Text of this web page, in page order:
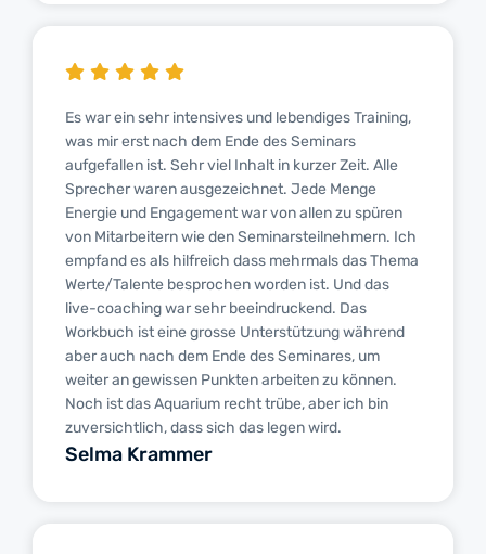
Es war ein sehr intensives und lebendiges Training,
was mir erst nach dem Ende des Seminars
aufgefallen ist. Sehr viel Inhalt in kurzer Zeit. Alle
Sprecher waren ausgezeichnet. Jede Menge
Energie und Engagement war von allen zu spüren
von Mitarbeitern wie den Seminarsteilnehmern. Ich
empfand es als hilfreich dass mehrmals das Thema
Werte/Talente besprochen worden ist. Und das
live-coaching war sehr beeindruckend. Das
Workbuch ist eine grosse Unterstützung während
aber auch nach dem Ende des Seminares, um
weiter an gewissen Punkten arbeiten zu können.
Noch ist das Aquarium recht trübe, aber ich bin
zuversichtlich, dass sich das legen wird.
Selma Krammer